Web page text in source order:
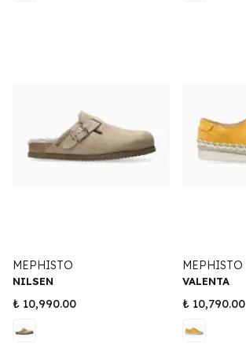
MEPHISTO
NILSEN
₺ 10,990.00
MEPHISTO
VALENTA
₺ 10,790.00